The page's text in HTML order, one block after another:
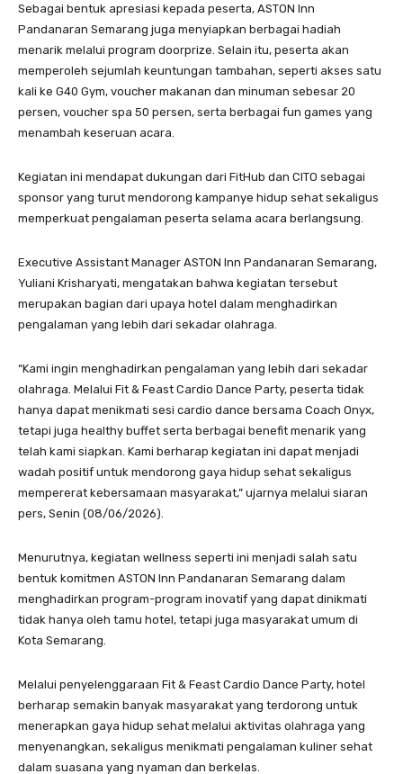
Sebagai bentuk apresiasi kepada peserta, ASTON Inn
Pandanaran Semarang juga menyiapkan berbagai hadiah
menarik melalui program doorprize. Selain itu, peserta akan
memperoleh sejumlah keuntungan tambahan, seperti akses satu
kali ke G40 Gym, voucher makanan dan minuman sebesar 20
persen, voucher spa 50 persen, serta berbagai fun games yang
menambah keseruan acara.
Kegiatan ini mendapat dukungan dari FitHub dan CITO sebagai
sponsor yang turut mendorong kampanye hidup sehat sekaligus
memperkuat pengalaman peserta selama acara berlangsung.
Executive Assistant Manager ASTON Inn Pandanaran Semarang,
Yuliani Krisharyati, mengatakan bahwa kegiatan tersebut
merupakan bagian dari upaya hotel dalam menghadirkan
pengalaman yang lebih dari sekadar olahraga.
“Kami ingin menghadirkan pengalaman yang lebih dari sekadar
olahraga. Melalui Fit & Feast Cardio Dance Party, peserta tidak
hanya dapat menikmati sesi cardio dance bersama Coach Onyx,
tetapi juga healthy buffet serta berbagai benefit menarik yang
telah kami siapkan. Kami berharap kegiatan ini dapat menjadi
wadah positif untuk mendorong gaya hidup sehat sekaligus
mempererat kebersamaan masyarakat,” ujarnya melalui siaran
pers, Senin (08/06/2026).
Menurutnya, kegiatan wellness seperti ini menjadi salah satu
bentuk komitmen ASTON Inn Pandanaran Semarang dalam
menghadirkan program-program inovatif yang dapat dinikmati
tidak hanya oleh tamu hotel, tetapi juga masyarakat umum di
Kota Semarang.
Melalui penyelenggaraan Fit & Feast Cardio Dance Party, hotel
berharap semakin banyak masyarakat yang terdorong untuk
menerapkan gaya hidup sehat melalui aktivitas olahraga yang
menyenangkan, sekaligus menikmati pengalaman kuliner sehat
dalam suasana yang nyaman dan berkelas.